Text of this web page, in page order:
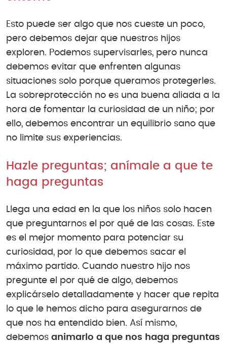
Esto puede ser algo que nos cueste un poco,
pero debemos dejar que nuestros hijos
exploren. Podemos supervisarles, pero nunca
debemos evitar que enfrenten algunas
situaciones solo porque queramos protegerles.
La sobreprotección no es una buena aliada a la
hora de fomentar la curiosidad de un niño; por
ello, debemos encontrar un equilibrio sano que
no limite sus experiencias.
Hazle preguntas; anímale a que te
haga preguntas
Llega una edad en la que los niños solo hacen
que preguntarnos el por qué de las cosas. Este
es el mejor momento para potenciar su
curiosidad, por lo que debemos sacar el
máximo partido. Cuando nuestro hijo nos
pregunte el por qué de algo, debemos
explicárselo detalladamente y hacer que repita
lo que le hemos dicho para asegurarnos de
que nos ha entendido bien. Así mismo,
debemos animarlo a que nos haga preguntas